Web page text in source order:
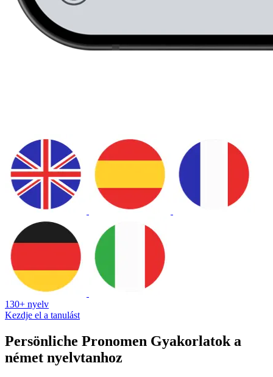
130+ nyelv
Kezdje el a tanulást
Persönliche Pronomen Gyakorlatok a
német nyelvtanhoz